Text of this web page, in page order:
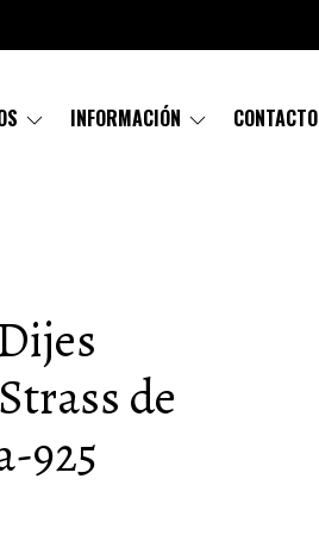
INFORMACIÓN CONTACTO
de
925